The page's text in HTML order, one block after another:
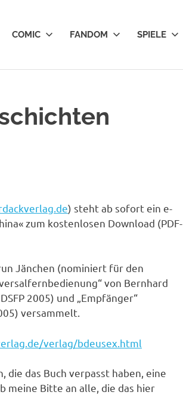
COMIC FANDOM SPIELE
) steht ab sofort ein e-
zum kostenlosen Download (PDF-
Jänchen (nominiert für den
von Bernhard
2005) und „Empfänger“
versammelt.
verlag/bdeusex.html
die das Buch verpasst haben, eine
meine Bitte an alle, die das hier